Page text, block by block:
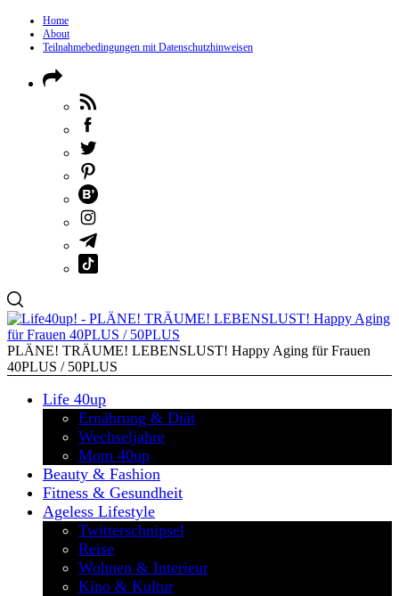
Home
About
Teilnahmebedingungen mit Datenschutzhinweisen
PLÄNE! TRÄUME! LEBENSLUST! Happy Aging für Frauen
40PLUS / 50PLUS
Life 40up
Ernährung & Diät
Wechseljahre
Mom 40up
Beauty & Fashion
Fitness & Gesundheit
Ageless Lifestyle
Twitterschnipsel
Reise
Wohnen & Interieur
Kino & Kultur